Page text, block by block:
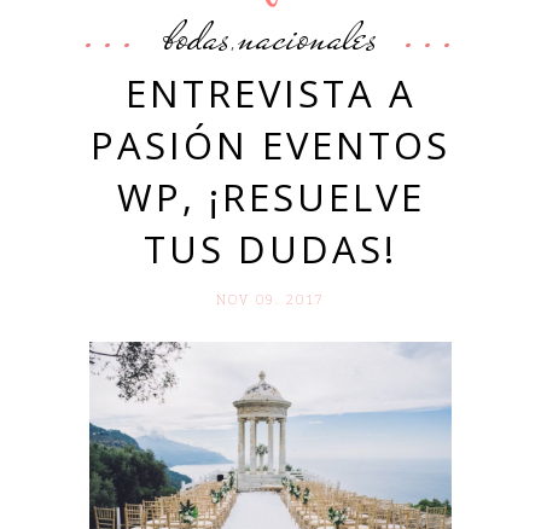
bodas,nacionales
ENTREVISTA A
PASIÓN EVENTOS
WP, ¡RESUELVE
TUS DUDAS!
NOV 09. 2017